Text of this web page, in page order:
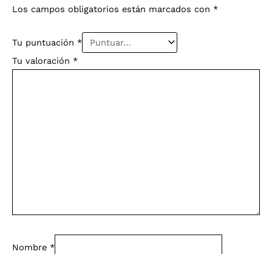
Los campos obligatorios están marcados con *
Tu puntuación *
Tu valoración *
Nombre *